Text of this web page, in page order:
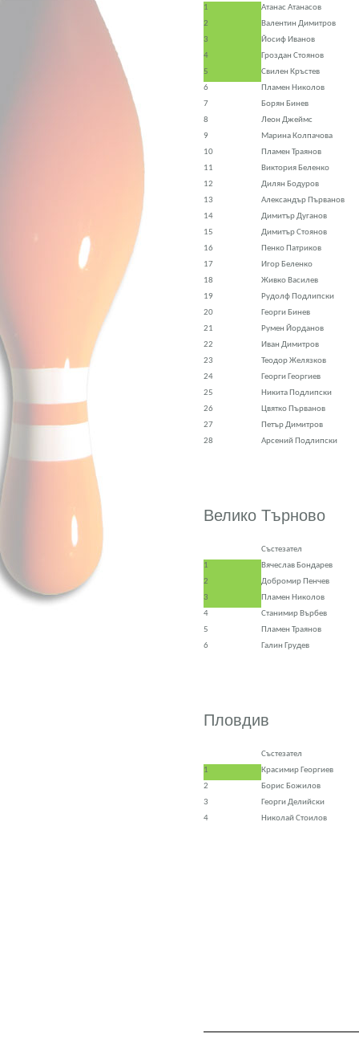
1
Атанас Атанасов
2
Валентин Димитров
3
Йосиф Иванов
4
Гроздан Стоянов
5
Свилен Кръстев
6
Пламен Николов
7
Борян Бинев
8
Леон Джеймс
9
Марина Колпачова
10
Пламен Траянов
11
Виктория Беленко
12
Дилян Бодуров
13
Александър Първанов
14
Димитър Дуганов
15
Димитър Стоянов
16
Пенко Патриков
17
Игор Беленко
18
Живко Василев
19
Рудолф Подлипски
20
Георги Бинев
21
Румен Йорданов
22
Иван Димитров
23
Теодор Желязков
24
Георги Георгиев
25
Никита Подлипски
26
Цвятко Първанов
27
Петър Димитров
28
Арсений Подлипски
Велико Търново
Състезател
1
Вячеслав Бондарев
2
Добромир Пенчев
3
Пламен Николов
4
Станимир Върбев
5
Пламен Траянов
6
Галин Грудев
Пловдив
Състезател
1
Красимир Георгиев
2
Борис Божилов
3
Георги Делийски
4
Николай Стоилов